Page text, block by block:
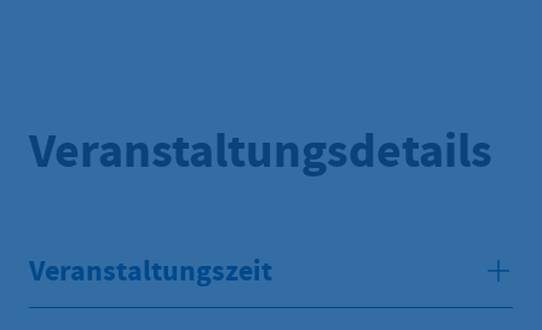
Veranstaltungsdetails
Veranstaltungszeit